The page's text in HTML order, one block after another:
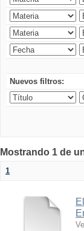
Nuevos filtros:
Mostrando 1 de
1